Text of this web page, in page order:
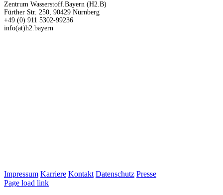
Zentrum Wasserstoff.Bayern (H2.B)
Fürther Str. 250, 90429 Nürnberg
+49 (0) 911 5302-99236
info(at)h2.bayern
Impressum Karriere Kontakt Datenschutz Presse
LinkedIn
Page load link